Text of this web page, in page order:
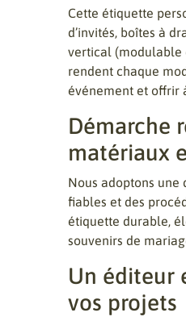
Cette étiquette
d’invités, boîtes à
vertical (modulable
rendent chaque
événement et offrir
Démarche
matériaux
Nous adoptons
fiables et des
étiquette durable,
souvenirs de
Un éditeur
vos projets